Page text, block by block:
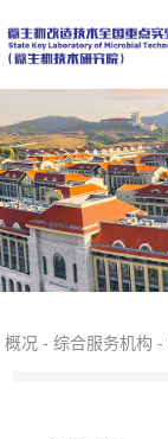
概况 - 综合服务机构 -